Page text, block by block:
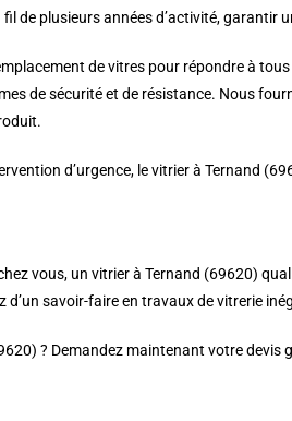
de plusieurs années d’activité, garantir
de vitres pour répondre à
de sécurité et de résistance. Nous
d’urgence, le vitrier à Ternand
vous, un vitrier à Ternand (69620)
savoir-faire en travaux de vitrerie
? Demandez maintenant votre devis